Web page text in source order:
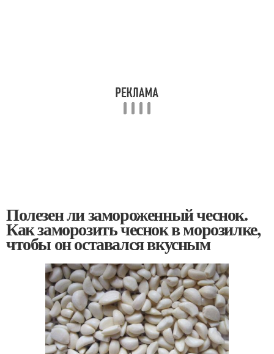
Полезен ли замороженный чеснок.
Как заморозить чеснок в морозилке,
чтобы он оставался вкусным